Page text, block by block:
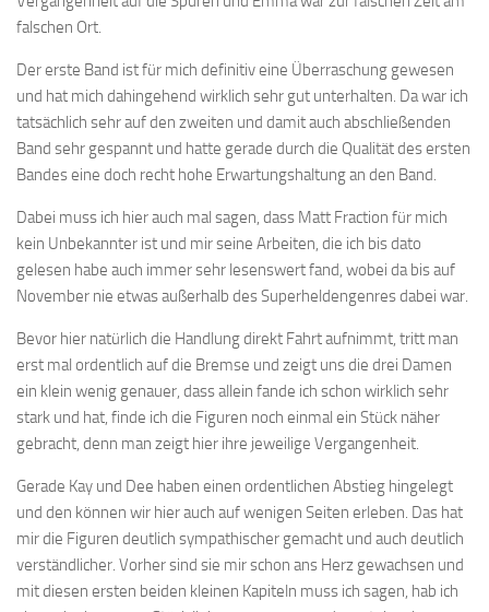
falschen Ort.
Der erste Band ist für mich definitiv eine Überraschung gewesen
und hat mich dahingehend wirklich sehr gut unterhalten. Da war ich
tatsächlich sehr auf den zweiten und damit auch abschließenden
Band sehr gespannt und hatte gerade durch die Qualität des ersten
Bandes eine doch recht hohe Erwartungshaltung an den Band.
Dabei muss ich hier auch mal sagen, dass Matt Fraction für mich
kein Unbekannter ist und mir seine Arbeiten, die ich bis dato
gelesen habe auch immer sehr lesenswert fand, wobei da bis auf
November nie etwas außerhalb des Superheldengenres dabei war.
Bevor hier natürlich die Handlung direkt Fahrt aufnimmt, tritt man
erst mal ordentlich auf die Bremse und zeigt uns die drei Damen
ein klein wenig genauer, dass allein fande ich schon wirklich sehr
stark und hat, finde ich die Figuren noch einmal ein Stück näher
gebracht, denn man zeigt hier ihre jeweilige Vergangenheit.
Gerade Kay und Dee haben einen ordentlichen Abstieg hingelegt
und den können wir hier auch auf wenigen Seiten erleben. Das hat
mir die Figuren deutlich sympathischer gemacht und auch deutlich
verständlicher. Vorher sind sie mir schon ans Herz gewachsen und
mit diesen ersten beiden kleinen Kapiteln muss ich sagen, hab ich